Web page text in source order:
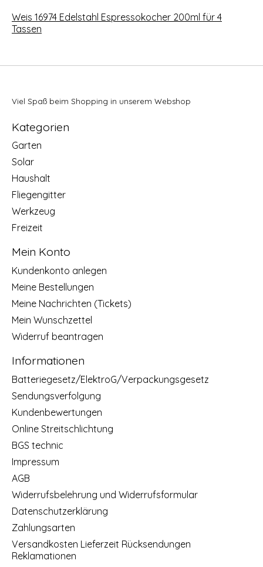
Weis 16974 Edelstahl Espressokocher 200ml für 4
Tassen
Viel Spaß beim Shopping in unserem Webshop
Kategorien
Garten
Solar
Haushalt
Fliegengitter
Werkzeug
Freizeit
Mein Konto
Kundenkonto anlegen
Meine Bestellungen
Meine Nachrichten (Tickets)
Mein Wunschzettel
Widerruf beantragen
Informationen
Batteriegesetz/ElektroG/Verpackungsgesetz
Sendungsverfolgung
Kundenbewertungen
Online Streitschlichtung
BGS technic
Impressum
AGB
Widerrufsbelehrung und Widerrufsformular
Datenschutzerklärung
Zahlungsarten
Versandkosten Lieferzeit Rücksendungen
Reklamationen